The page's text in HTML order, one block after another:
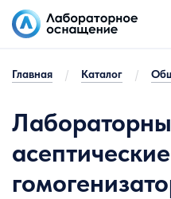
Главная / Каталог /
асептические